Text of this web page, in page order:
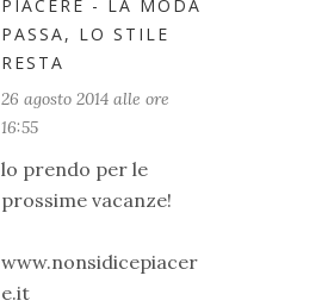
PIACERE - LA MODA
PASSA, LO STILE
RESTA
26 agosto 2014 alle ore
16:55
lo prendo per le
prossime vacanze!
www.nonsidicepiacer
e.it